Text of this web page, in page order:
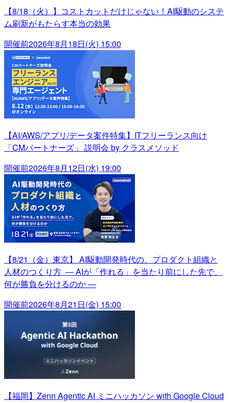
【8/18（火）】コストカットだけじゃない！AI駆動のシステ
ム刷新がもたらす本当の効果
開催前2026年8月18日(火) 15:00
【AI/AWS/アプリ/データ案件特集】ITフリーランス向け
「CMパートナーズ」 説明会 by クラスメソッド
開催前2026年8月12日(水) 19:00
【8/21（金）東京】 AI駆動開発時代の、プロダクト組織と
人材のつくり方 ― AIが「作れる」を当たり前にした先で、
何が勝負を分けるのか ―
開催前2026年8月21日(金) 15:00
【福岡】Zenn Agentic AI ミニハッカソン with Google Cloud